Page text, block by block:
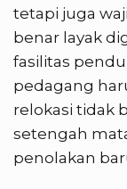
tetapi juga
benar layak
fasilitas
pedagang
relokasi tidak
setengah
penolakan